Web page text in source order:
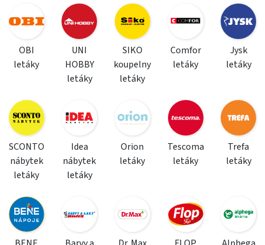
OBI
letáky
UNI
HOBBY
letáky
SIKO
koupelny
letáky
Comfor
letáky
Jysk
letáky
SCONTO
nábytek
letáky
Idea
nábytek
letáky
Orion
letáky
Tescoma
letáky
Trefa
letáky